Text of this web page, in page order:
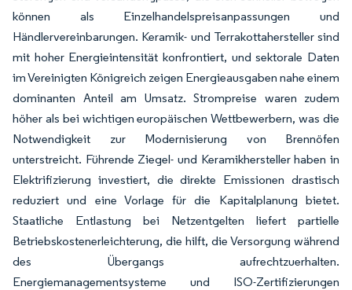
können als Einzelhandelspreisanpassungen und
Händlervereinbarungen. Keramik- und Terrakottahersteller sind
mit hoher Energieintensität konfrontiert, und sektorale Daten
im Vereinigten Königreich zeigen Energieausgaben nahe einem
dominanten Anteil am Umsatz. Strompreise waren zudem
höher als bei wichtigen europäischen Wettbewerbern, was die
Notwendigkeit zur Modernisierung von Brennöfen
unterstreicht. Führende Ziegel- und Keramikhersteller haben in
Elektrifizierung investiert, die direkte Emissionen drastisch
reduziert und eine Vorlage für die Kapitalplanung bietet.
Staatliche Entlastung bei Netzentgelten liefert partielle
Betriebskostenerleichterung, die hilft, die Versorgung während
des Übergangs aufrechtzuerhalten.
Energiemanagementsysteme und ISO-Zertifizierungen